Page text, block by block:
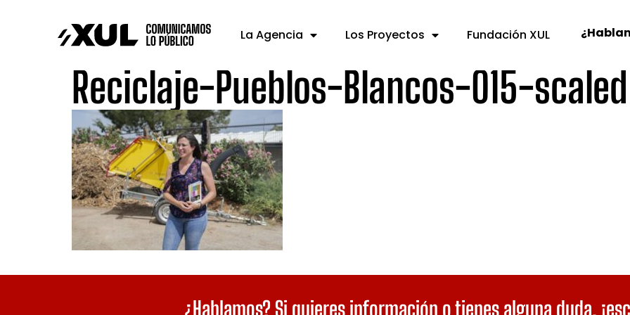
La Agencia Los Proyectos Fundación XUL
Reciclaje-Pueblos-Blancos-015-scaled
¿Hablamos? Si quieres información o tienes alguna duda,